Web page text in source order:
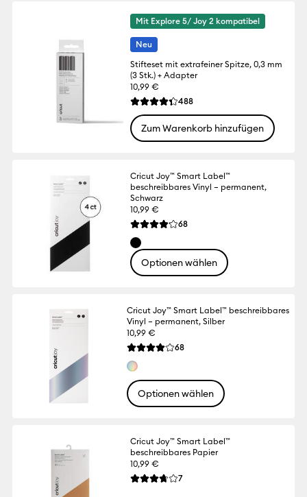
Mit Explore 5/ Joy 2 kompatibel
Neu
Stifteset mit extrafeiner Spitze, 0,3 mm
(3 Stk.) + Adapter
10,99 €
Die durchschnittliche Bewertung für
488Reviews
Zum Warenkorb hinzufügen
Cricut Joy™ Smart Label™
beschreibbares Vinyl – permanent,
Schwarz
10,99 €
Die durchschnittliche Bewertung für
68Reviews
Optionen wählen
Cricut Joy™ Smart Label™ beschreibbares
Vinyl – permanent, Silber
10,99 €
Die durchschnittliche Bewertung für
68Reviews
Optionen wählen
Cricut Joy™ Smart Label™
beschreibbares Papier
10,99 €
Die durchschnittliche Bewertung für
7Reviews